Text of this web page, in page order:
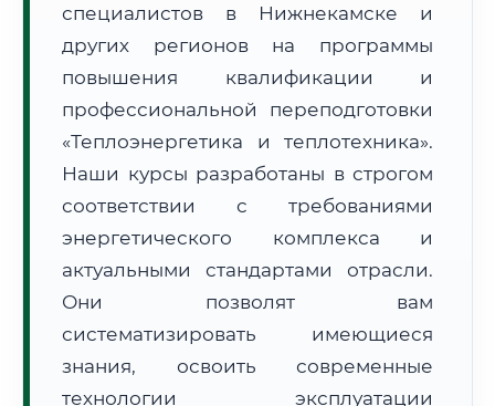
Формат учебы:
Дистанционно
Расчет логистики оригиналов:
• Экспресс-доставка СДЭК / Почтой:3–5 рабочих дней
📜 Документы и аккредитация ФИС ФРДО
специалистов в Нижнекамске и
других регионов на программы
повышения квалификации и
профессиональной переподготовки
«Теплоэнергетика и теплотехника».
Наши курсы разработаны в строгом
соответствии с требованиями
энергетического комплекса и
актуальными стандартами отрасли.
Они позволят вам
систематизировать имеющиеся
знания, освоить современные
технологии эксплуатации